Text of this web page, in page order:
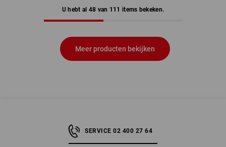
U hebt al 48 van 111 items bekeken.
Meer producten bekijken
SERVICE 02 400 27 64